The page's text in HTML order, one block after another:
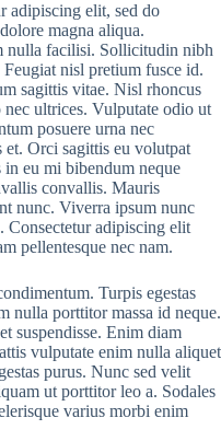
adipiscing elit, sed do
magna aliqua.
nulla facilisi. Sollicitudin nibh
nisl pretium fusce id.
sagittis vitae. Nisl rhoncus
ultrices. Vulputate odio ut
posuere urna nec
et. Orci sagittis eu volutpat
eu mi bibendum neque
convallis. Mauris
nunc. Viverra ipsum nunc
Consectetur adipiscing elit
pellentesque nec nam.
Turpis egestas
nulla porttitor massa id neque.
suspendisse. Enim diam
vulputate enim nulla aliquet
purus. Nunc sed velit
ut porttitor leo a. Sodales
varius morbi enim